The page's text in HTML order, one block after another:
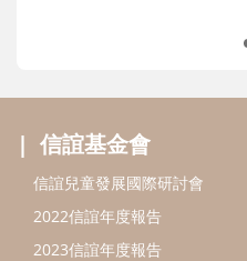
信誼基金會
信誼兒童發展國際研討會
2022信誼年度報告
2023信誼年度報告